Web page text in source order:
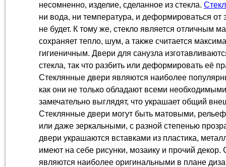
несомненно, изделие, сделанное из стекла.
ни вода, ни температура, и деформироваться от
не будет. К тому же, стекло является отличным
сохраняет тепло, шум, а также считается
гигиеничным. Двери для санузла
стекла, так что разбить или деформировать её
Стеклянные двери являются наиболее
как они не только обладают всеми
замечательно выглядят, что украшает общий
Стеклянные двери могут быть матовыми,
или даже зеркальными, с разной степенью
двери украшаются вставками из пластика,
имеют на себе рисунки, мозаику и прочий
являются наиболее оригинальными в плане